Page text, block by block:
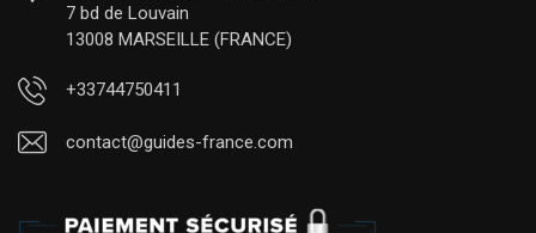
7 bd de Louvain
13008 MARSEILLE (FRANCE)
+33744750411
contact@guides-france.com